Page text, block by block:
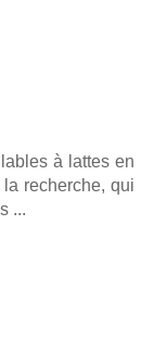
à lattes en
recherche, qui
...